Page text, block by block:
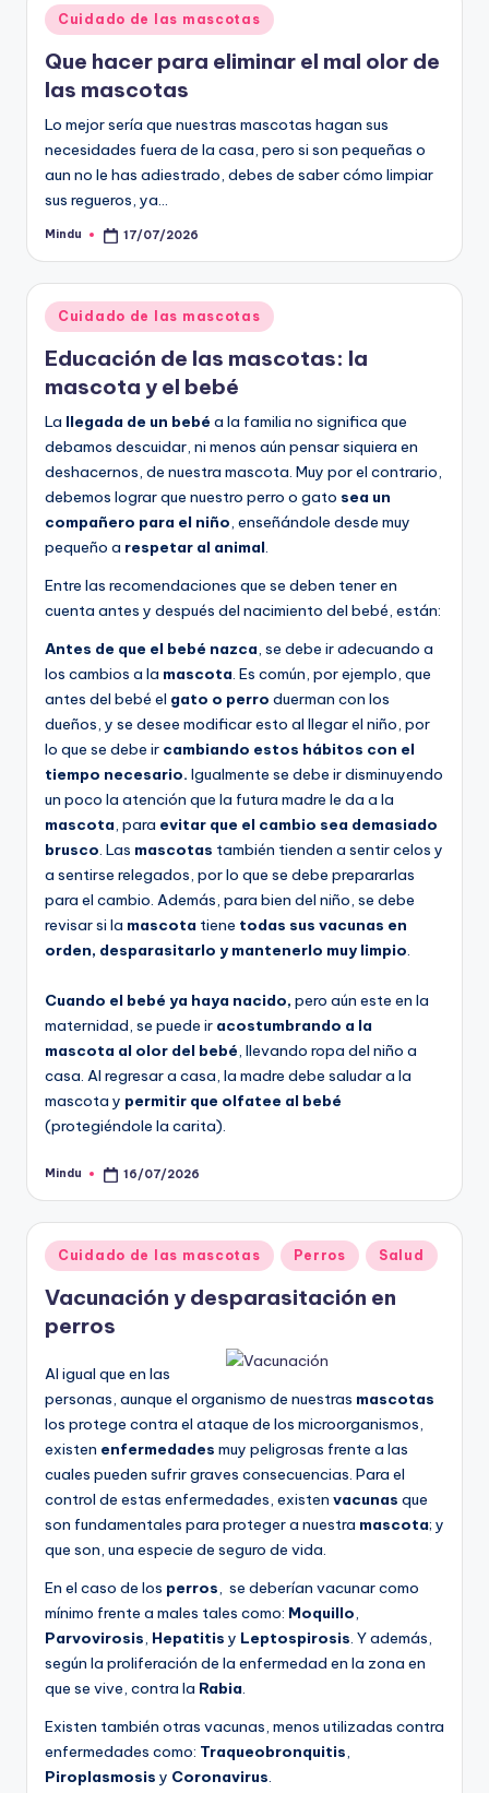
Publicado
en
Cuidado de las mascotas
Que hacer para eliminar el mal olor de
las mascotas
Lo mejor sería que nuestras mascotas hagan sus
necesidades fuera de la casa, pero si son pequeñas o
aun no le has adiestrado, debes de saber cómo limpiar
sus regueros, ya…
Publicado
Mindu 17/07/2026
Publicado
en
Cuidado de las mascotas
Educación de las mascotas: la
mascota y el bebé
La llegada de un bebé a la familia no significa que
debamos descuidar, ni menos aún pensar siquiera en
deshacernos, de nuestra mascota. Muy por el contrario,
debemos lograr que nuestro perro o gato sea un
compañero para el niño, enseñándole desde muy
pequeño a respetar al animal.
Entre las recomendaciones que se deben tener en
cuenta antes y después del nacimiento del bebé, están:
Antes de que el bebé nazca, se debe ir adecuando a
los cambios a la mascota. Es común, por ejemplo, que
antes del bebé el gato o perro duerman con los
dueños, y se desee modificar esto al llegar el niño, por
lo que se debe ir cambiando estos hábitos con el
tiempo necesario. Igualmente se debe ir disminuyendo
un poco la atención que la futura madre le da a la
mascota, para evitar que el cambio sea demasiado
brusco. Las mascotas también tienden a sentir celos y
a sentirse relegados, por lo que se debe prepararlas
para el cambio. Además, para bien del niño, se debe
revisar si la mascota tiene todas sus vacunas en
orden, desparasitarlo y mantenerlo muy limpio.
Cuando el bebé ya haya nacido, pero aún este en la
maternidad, se puede ir acostumbrando a la
mascota al olor del bebé, llevando ropa del niño a
casa. Al regresar a casa, la madre debe saludar a la
mascota y permitir que olfatee al bebé
(protegiéndole la carita).
Publicado
Mindu 16/07/2026
Publicado
en
Cuidado de las mascotas Perros Salud
Vacunación y desparasitación en
perros
Al igual que en las
personas, aunque el organismo de nuestras mascotas
los protege contra el ataque de los microorganismos,
existen enfermedades muy peligrosas frente a las
cuales pueden sufrir graves consecuencias. Para el
control de estas enfermedades, existen vacunas que
son fundamentales para proteger a nuestra mascota; y
que son, una especie de seguro de vida.
En el caso de los perros, se deberían vacunar como
mínimo frente a males tales como: Moquillo,
Parvovirosis, Hepatitis y Leptospirosis. Y además,
según la proliferación de la enfermedad en la zona en
que se vive, contra la Rabia.
Existen también otras vacunas, menos utilizadas contra
enfermedades como: Traqueobronquitis,
Piroplasmosis y Coronavirus.